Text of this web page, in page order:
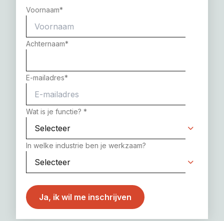
Voornaam*
Achternaam*
E-mailadres*
Wat is je functie? *
In welke industrie ben je werkzaam?